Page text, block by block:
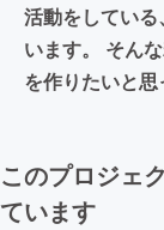
活動をしている
います。 そん
を作りたいと思
このプロジェ
ています